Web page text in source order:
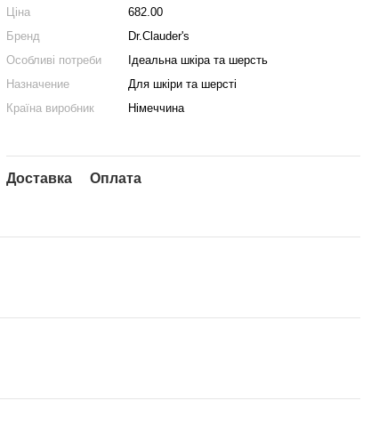
Ціна
682.00
Бренд
Dr.Clauder's
Особливі потреби
Ідеальна шкіра та шерсть
Назначение
Для шкіри та шерсті
Країна виробник
Німеччина
Доставка Оплата